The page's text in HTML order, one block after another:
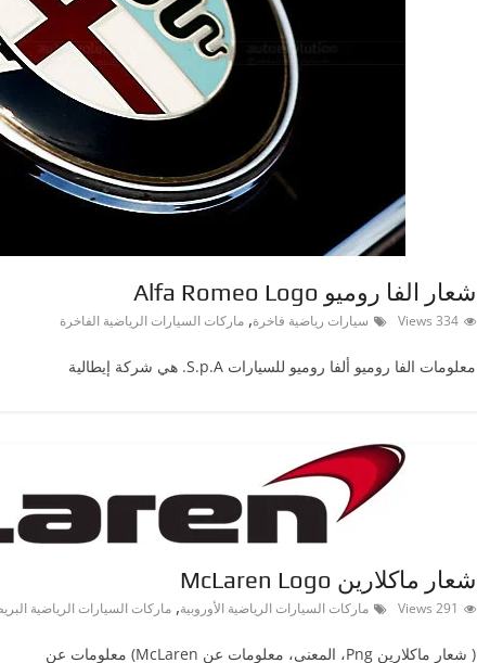
شعار الفا روميو Alfa Romeo Logo
334 Views سيارات رياضية فاخرة, ماركات السيارات الرياضية الفاخرة
معلومات الفا روميو ألفا روميو للسيارات S.p.A. هي شركة إيطالية
شعار ماكلارين McLaren Logo
291 Views ماركات السيارات الرياضية الأوروبية, ماركات السيارات الرياضية
( شعار ماكلارين Png، المعنى، معلومات عن McLaren) معلومات عن